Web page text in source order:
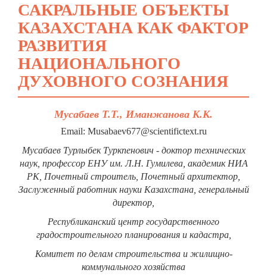
САКРАЛЬНЫЕ ОБЪЕКТЫ
КАЗАХСТАНА КАК ФАКТОР
РАЗВИТИЯ
НАЦИОНАЛЬНОГО
ДУХОВНОГО СОЗНАНИЯ
Мусабаев Т.Т., Иманжанова К.К.
Email: Musabaev677@scientifictext.ru
Мусабаев Турлыбек Туркпенович - доктор технических
наук, профессор ЕНУ им. Л.Н. Гумилева, академик НИА
РК, Почетный строитель, Почетный архитектор,
Заслуженный работник науки Казахстана, генеральный
директор,
Республиканский центр государственного
градостроительного планирования и кадастра,
Комитет по делам строительства и жилищно-
коммунального хозяйства